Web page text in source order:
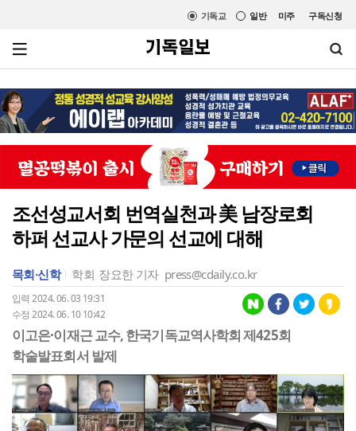
미주 구독신청
일반
기독교
조선성교서회 번역실천과 美 남장로회
하퍼 선교사 가문의 선교에 대해
목회·신학 학회 장요한 기자 press@cdaily.co.kr
입력 2024. 06. 03 19:31
수정 2024. 06. 10 10:42
이고은·이재근 교수, 한국기독교역사학회 제425회
학술발표회서 발제